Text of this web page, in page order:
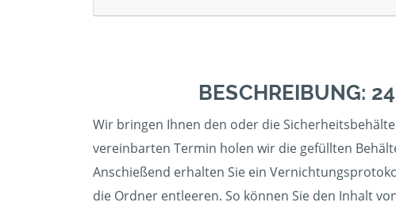
BESCHREIBUNG:
Wir bringen Ihnen den oder die
vereinbarten Termin holen wir die gefüllten
Anschießend erhalten Sie ein
die Ordner entleeren. So können Sie den Inhalt